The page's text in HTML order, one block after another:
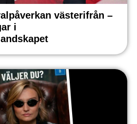
västerifrån –
i